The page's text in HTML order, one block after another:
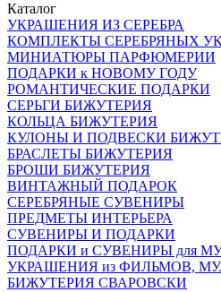
Каталог
УКРАШЕНИЯ ИЗ СЕРЕБРА
КОМПЛЕКТЫ СЕРЕБРЯНЫХ
МИНИАТЮРЫ ПАРФЮМЕРИИ
ПОДАРКИ к НОВОМУ ГОДУ
РОМАНТИЧЕСКИЕ ПОДАРКИ
СЕРЬГИ БИЖУТЕРИЯ
КОЛЬЦА БИЖУТЕРИЯ
КУЛОНЫ И ПОДВЕСКИ
БРАСЛЕТЫ БИЖУТЕРИЯ
БРОШИ БИЖУТЕРИЯ
ВИНТАЖНЫЙ ПОДАРОК
СЕРЕБРЯНЫЕ СУВЕНИРЫ
ПРЕДМЕТЫ ИНТЕРЬЕРА
СУВЕНИРЫ И ПОДАРКИ
ПОДАРКИ и СУВЕНИРЫ для
УКРАШЕНИЯ из ФИЛЬМОВ,
БИЖУТЕРИЯ СВАРОВСКИ